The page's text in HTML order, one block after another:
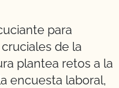
para
de la
plantea retos a la
encuesta laboral,